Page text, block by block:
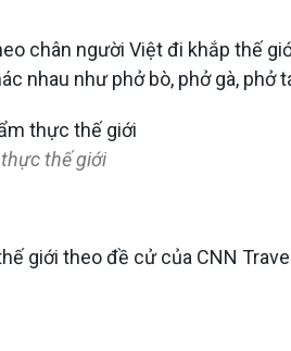
chân người Việt đi khắp thế
nhau như phở bò, phở gà, phở
thế giới
giới theo đề cử của CNN